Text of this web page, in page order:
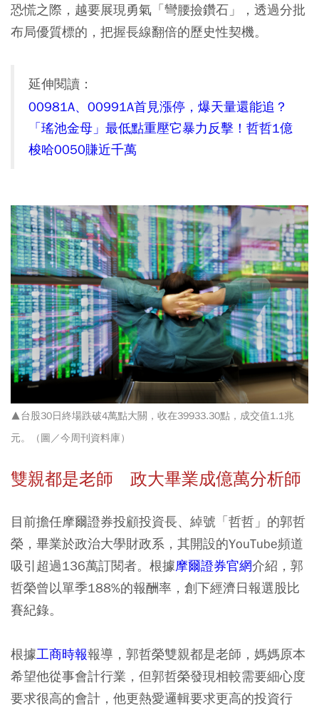
恐慌之際，越要展現勇氣「彎腰撿鑽石」，透過分批
布局優質標的，把握長線翻倍的歷史性契機。
延伸閱讀：
00981A、00991A首見漲停，爆天量還能追？
「瑤池金母」最低點重壓它暴力反擊！哲哲1億
梭哈0050賺近千萬
▲台股30日終場跌破4萬點大關，收在39933.30點，成交值1.1兆
元。（圖／今周刊資料庫）
雙親都是老師 政大畢業成億萬分析師
目前擔任摩爾證券投顧投資長、綽號「哲哲」的郭哲
榮，畢業於政治大學財政系，其開設的YouTube頻道
吸引超過136萬訂閱者。根據摩爾證券官網介紹，郭
哲榮曾以單季188%的報酬率，創下經濟日報選股比
賽紀錄。
根據工商時報報導，郭哲榮雙親都是老師，媽媽原本
希望他從事會計行業，但郭哲榮發現相較需要細心度
要求很高的會計，他更熱愛邏輯要求更高的投資行